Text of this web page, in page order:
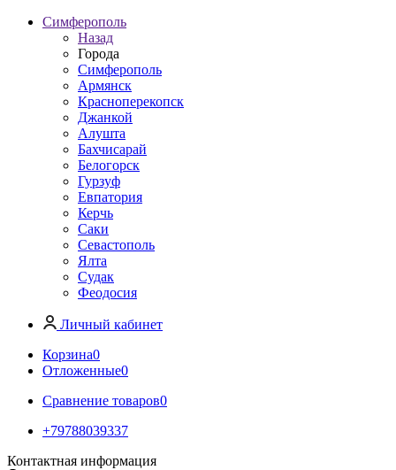
Симферополь
Назад
Города
Симферополь
Армянск
Красноперекопск
Джанкой
Алушта
Бахчисарай
Белогорск
Гурзуф
Евпатория
Керчь
Саки
Севастополь
Ялта
Судак
Феодосия
Личный кабинет
Корзина0
Отложенные0
Сравнение товаров0
+79788039337
Контактная информация